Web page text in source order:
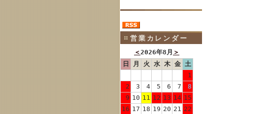
営業カレンダー
＜2026年8月 ＞
日
月 火 水 木 金 土
1
2
3 4 5 6 7
8
9 10 11 12 13 14 15
16 17 18 19 20 21 22